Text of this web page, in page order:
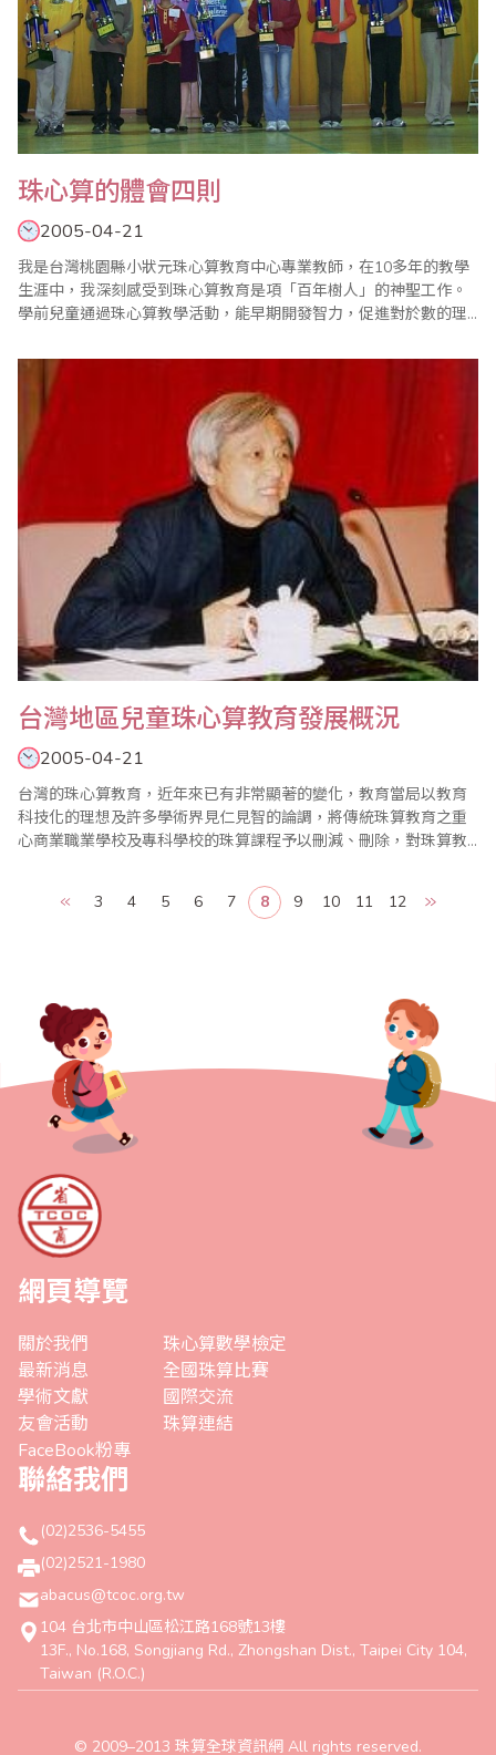
珠心算的體會四則
2005-04-21
我是台灣桃園縣小狀元珠心算教育中心專業教師，在10多年的教學
生涯中，我深刻感受到珠心算教育是項「百年樹人」的神聖工作。
學前兒童通過珠心算教學活動，能早期開發智力，促進對於數的理
我對珠心算教育工作的體會，主要有以下4點： 一、教師本身必須
有珠心算的良好素質 俗話說，「教給別人一杯水，教師自己必須要
有一桶水」..
台灣地區兒童珠心算教育發展概況
2005-04-21
台灣的珠心算教育，近年來已有非常顯著的變化，教育當局以教育
科技化的理想及許多學術界見仁見智的論調，將傳統珠算教育之重
心商業職業學校及專科學校的珠算課程予以刪減、刪除，對珠算教
仍秉持著發揚固有國粹及精益求精的理想，不遺餘力在各地繼續推
3 4 5 6 7 8 9 10 11 12
網頁導覽
關於我們
最新消息
學術文獻
友會活動
FaceBook粉專
珠心算數學檢定
全國珠算比賽
國際交流
珠算連結
聯絡我們
(02)2536-5455
(02)2521-1980
abacus@tcoc.org.tw
104 台北市中山區松江路168號13樓
13F., No.168, Songjiang Rd., Zhongshan Dist., Taipei City 104,
Taiwan (R.O.C.)
© 2009–2013 珠算全球資訊網 All rights reserved.